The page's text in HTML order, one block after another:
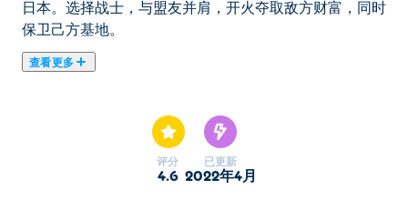
日本。选择战士，与盟友并肩，开火夺取敌方财富，同时
保卫己方基地。
查看更多
评分
4.6
已更新
2022年4月